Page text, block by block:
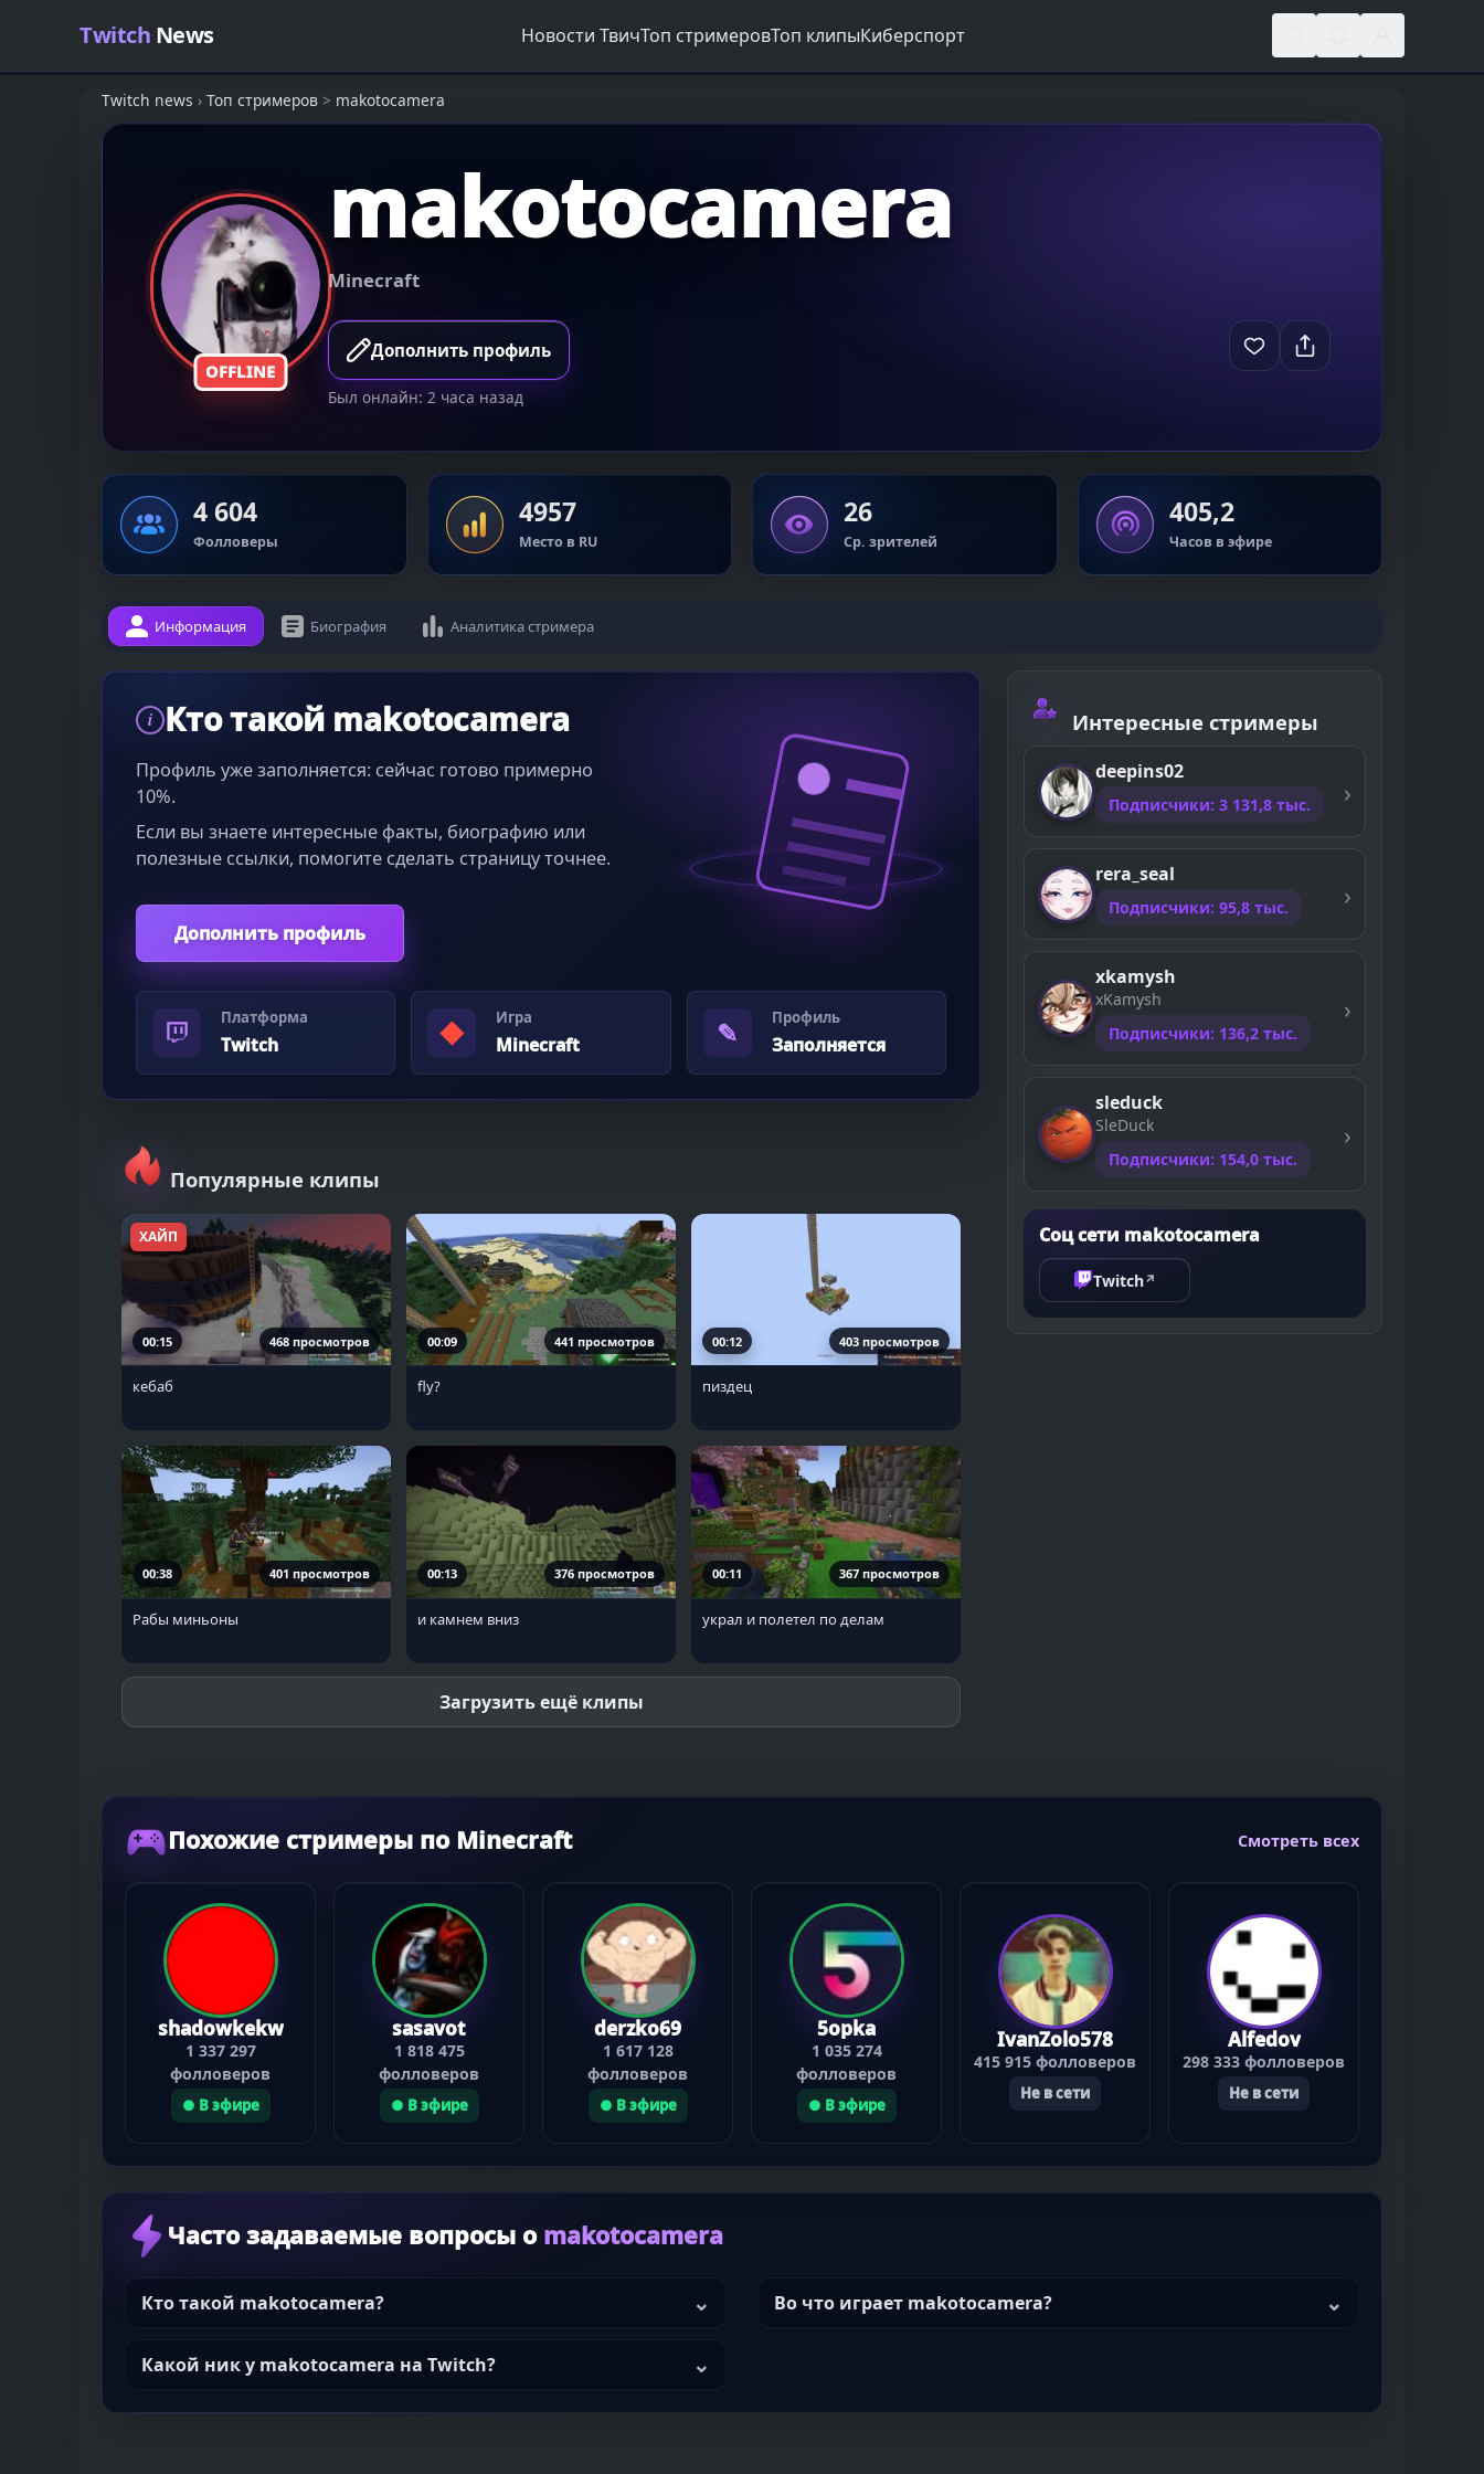
Twitch News Новости ТвичТоп стримеровТоп клипыКиберспорт
Twitch news › Топ стримеров > makotocamera
OFFLINE
makotocamera
Minecraft
Дополнить профиль
Был онлайн: 2 часа назад
4 604
Фолловеры
4957
Место в RU
26
Ср. зрителей
405,2
Часов в эфире
Информация Биография Аналитика стримера
i Кто такой makotocamera
Профиль уже заполняется: сейчас готово примерно
10%.
Если вы знаете интересные факты, биографию или
полезные ссылки, помогите сделать страницу точнее.
Дополнить профиль
Платформа
Twitch ◆ Игра
Minecraft ✎ Профиль
Заполняется
Популярные клипы
ХАЙП
00:15 468 просмотров
кебаб
00:09 441 просмотров
fly?
00:12 403 просмотров
пиздец
00:38 401 просмотров
Рабы миньоны
00:13 376 просмотров
и камнем вниз
00:11 367 просмотров
украл и полетел по делам
Загрузить ещё клипы
Интересные стримеры
deepins02
Подписчики: 3 131,8 тыс.
rera_seal
Подписчики: 95,8 тыс.
xkamysh
xKamysh
Подписчики: 136,2 тыс.
sleduck
SleDuck
Подписчики: 154,0 тыс.
Соц сети makotocamera
Twitch↗
Похожие стримеры по Minecraft Смотреть всех
shadowkekw
1 337 297
фолловеров
● В эфире
sasavot
1 818 475
фолловеров
● В эфире
derzko69
1 617 128
фолловеров
● В эфире
5opka
1 035 274
фолловеров
● В эфире
IvanZolo578
415 915 фолловеров
Не в сети
Alfedov
298 333 фолловеров
Не в сети
Часто задаваемые вопросы о makotocamera
Кто такой makotocamera? Во что играет makotocamera?
Какой ник у makotocamera на Twitch?